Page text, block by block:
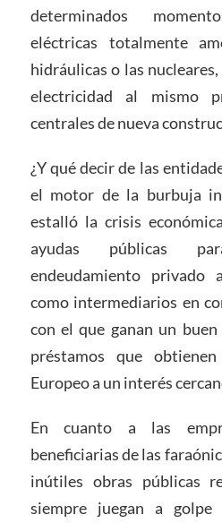
determinados
eléctricas totalmente
hidráulicas o las
electricidad al mismo
centrales de nueva
¿Y qué decir de las
el motor de la burbuja
estalló la crisis
ayudas públicas
endeudamiento privado
como intermediarios en
con el que ganan un
préstamos que
Europeo a un interés
En cuanto a las
beneficiarias de las
inútiles obras públicas
siempre juegan a golpe